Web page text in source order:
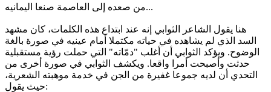
من صعده إلى العاصمة صنعا اليمانيه...
هنا يقول الشاعر الثوابي إنه عند ابتداع هذه الكلمات، كان مشهد
السد الذي لم يشاهده في حياته مكتملا أمام عينيه في صورة بالغة
الوضوح. ويؤكد الثوابي أن أغلب "دمّاته" التي حملت رؤية مستقبلية
حدثت وأصبحت أمرا واقعا. ويكشف الثوابي في صورة أخرى من
التحدي أن لديه جموعا غفيرة من الجن في خدمة موهبته الشعرية،
حيث يقول: